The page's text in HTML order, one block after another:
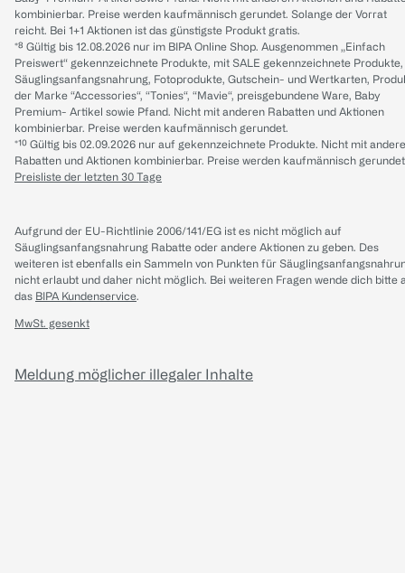
kombinierbar. Preise werden kaufmännisch gerundet. Solange der Vorrat
reicht. Bei 1+1 Aktionen ist das günstigste Produkt gratis.
*⁸ Gültig bis 12.08.2026 nur im BIPA Online Shop. Ausgenommen „Einfach
Preiswert“ gekennzeichnete Produkte, mit SALE gekennzeichnete Produkte,
Säuglingsanfangsnahrung, Fotoprodukte, Gutschein- und Wertkarten,
der Marke “Accessories“, “Tonies“, “Mavie“, preisgebundene Ware, Baby
Premium- Artikel sowie Pfand. Nicht mit anderen Rabatten und Aktionen
kombinierbar. Preise werden kaufmännisch gerundet.
*¹⁰ Gültig bis 02.09.2026 nur auf gekennzeichnete Produkte. Nicht mit
Rabatten und Aktionen kombinierbar. Preise werden kaufmännisch
Preisliste der letzten 30 Tage
Aufgrund der EU-Richtlinie 2006/141/EG ist es nicht möglich auf
Säuglingsanfangsnahrung Rabatte oder andere Aktionen zu geben. Des
weiteren ist ebenfalls ein Sammeln von Punkten für
nicht erlaubt und daher nicht möglich. Bei weiteren Fragen wende dich bitte
das BIPA Kundenservice.
MwSt. gesenkt
Meldung möglicher illegaler Inhalte